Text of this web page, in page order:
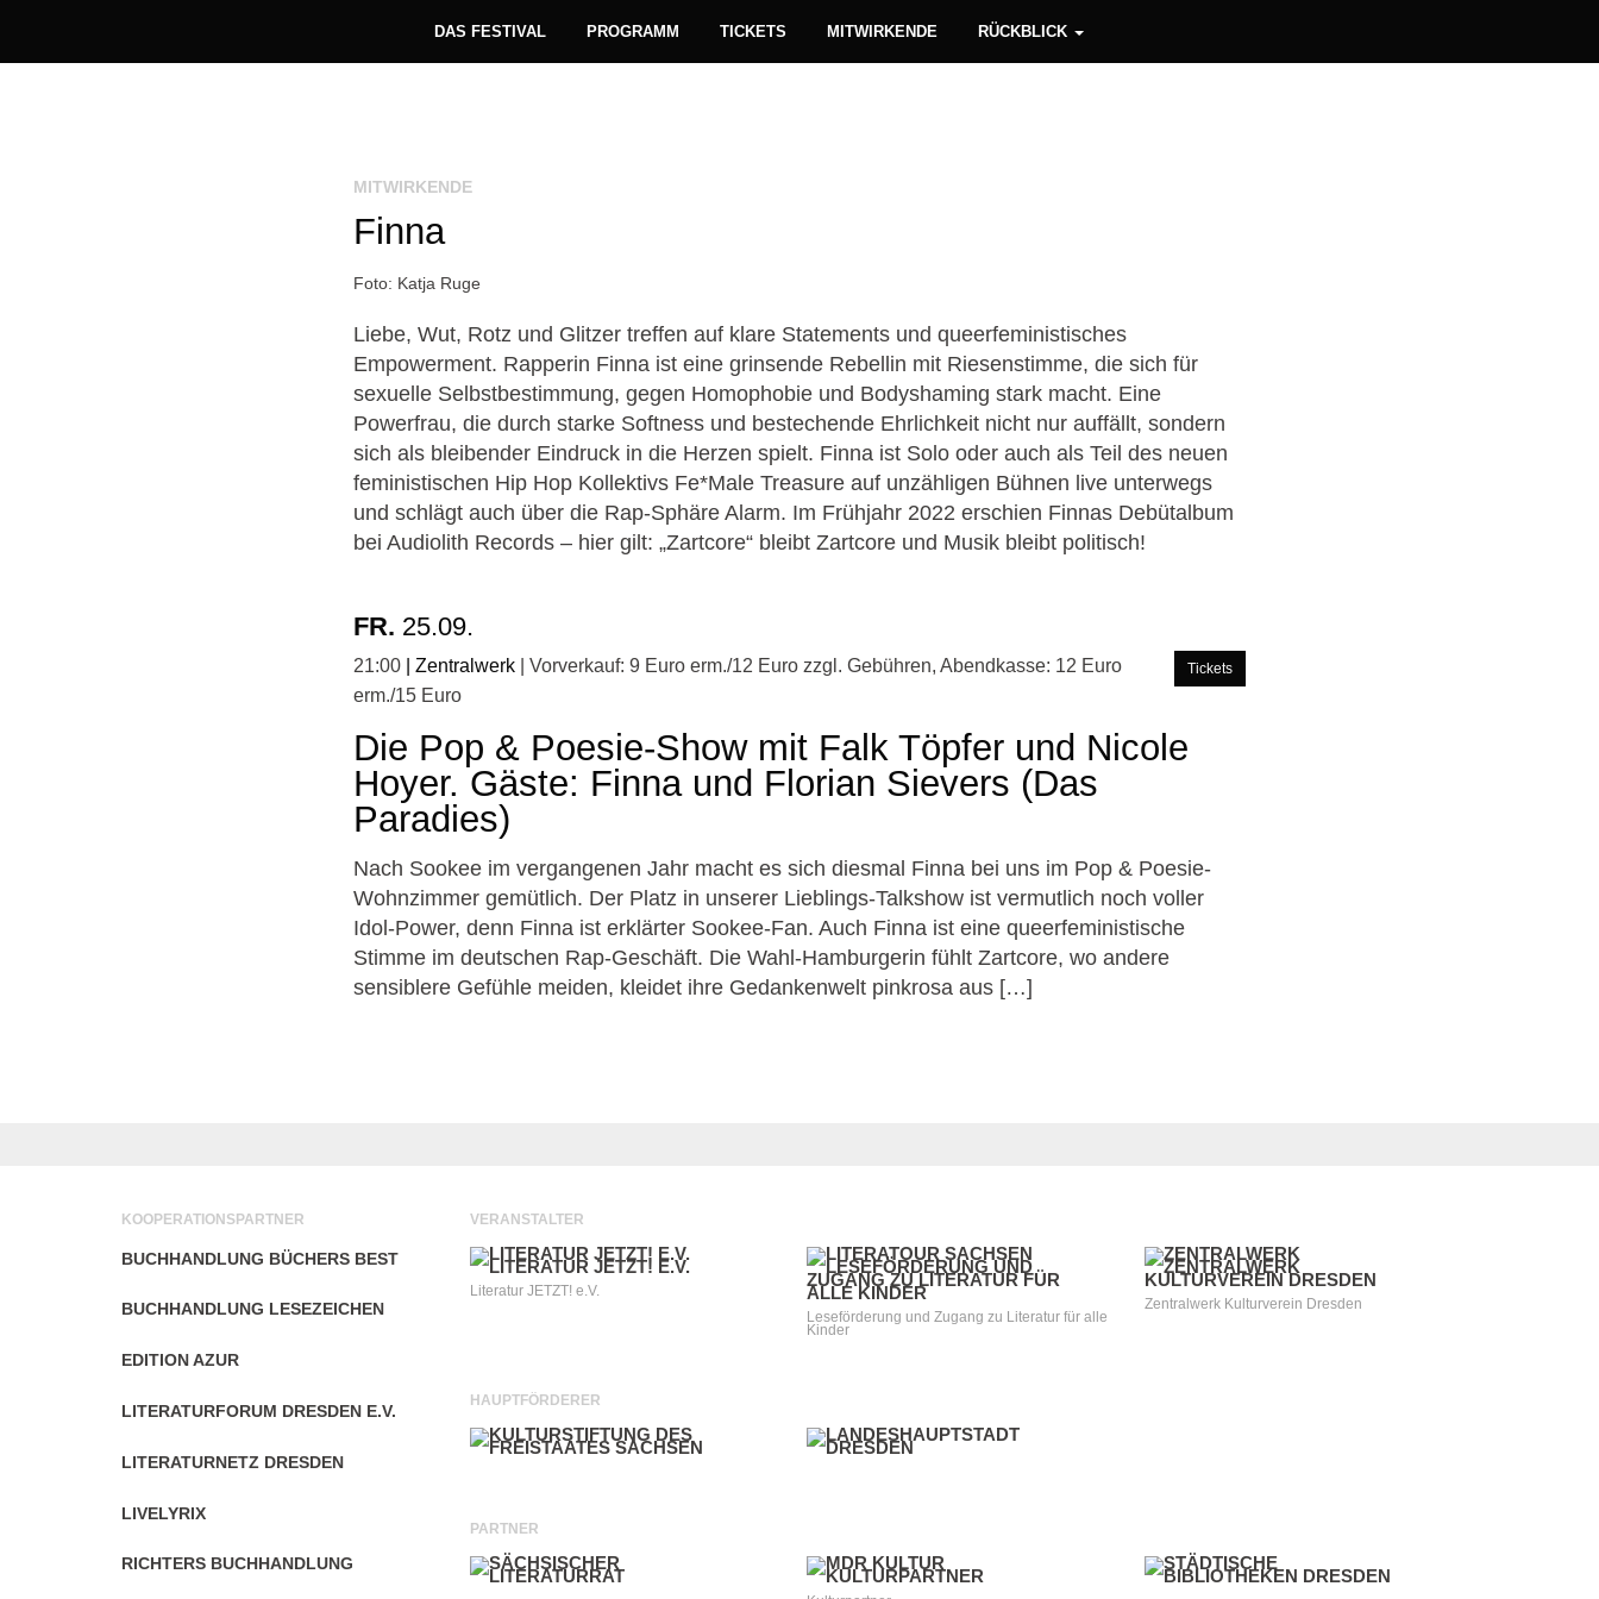
DAS FESTIVAL PROGRAMM TICKETS MITWIRKENDE RÜCKBLICK
MITWIRKENDE
Finna
Foto: Katja Ruge
Liebe, Wut, Rotz und Glitzer treffen auf klare Statements und queerfeministisches
Empowerment. Rapperin Finna ist eine grinsende Rebellin mit Riesenstimme, die sich für
sexuelle Selbstbestimmung, gegen Homophobie und Bodyshaming stark macht. Eine
Powerfrau, die durch starke Softness und bestechende Ehrlichkeit nicht nur auffällt, sondern
sich als bleibender Eindruck in die Herzen spielt. Finna ist Solo oder auch als Teil des neuen
feministischen Hip Hop Kollektivs Fe*Male Treasure auf unzähligen Bühnen live unterwegs
und schlägt auch über die Rap-Sphäre Alarm. Im Frühjahr 2022 erschien Finnas Debütalbum
bei Audiolith Records – hier gilt: „Zartcore“ bleibt Zartcore und Musik bleibt politisch!
FR. 25.09.
Tickets
21:00 Zentralwerk
Vorverkauf: 9 Euro erm./12 Euro zzgl. Gebühren, Abendkasse: 12 Euro
erm./15 Euro
Die Pop & Poesie-Show mit Falk Töpfer und Nicole
Hoyer. Gäste: Finna und Florian Sievers (Das
Paradies)
Nach Sookee im vergangenen Jahr macht es sich diesmal Finna bei uns im Pop & Poesie-
Wohnzimmer gemütlich. Der Platz in unserer Lieblings-Talkshow ist vermutlich noch voller
Idol-Power, denn Finna ist erklärter Sookee-Fan. Auch Finna ist eine queerfeministische
Stimme im deutschen Rap-Geschäft. Die Wahl-Hamburgerin fühlt Zartcore, wo andere
sensiblere Gefühle meiden, kleidet ihre Gedankenwelt pinkrosa aus […]
VERANSTALTER
Literatur JETZT! e.V.
Leseförderung und Zugang zu Literatur für alle
Kinder
Zentralwerk Kulturverein Dresden
HAUPTFÖRDERER
PARTNER
KOOPERATIONSPARTNER
BUCHHANDLUNG BÜCHERS BEST
BUCHHANDLUNG LESEZEICHEN
EDITION AZUR
LITERATURFORUM DRESDEN E.V.
LITERATURNETZ DRESDEN
LIVELYRIX
RICHTERS BUCHHANDLUNG